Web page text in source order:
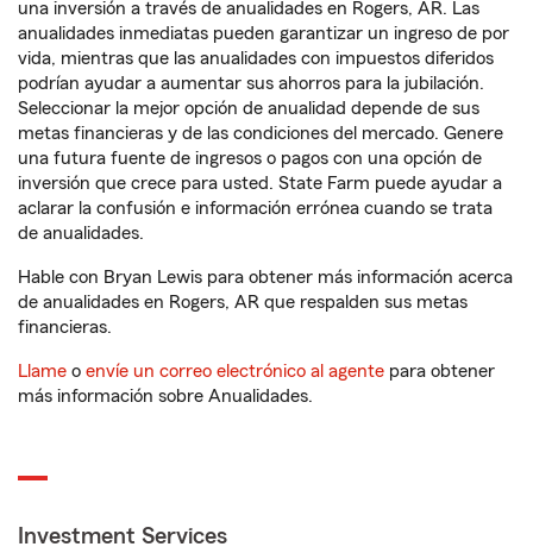
una inversión a través de anualidades en Rogers, AR. Las
anualidades inmediatas pueden garantizar un ingreso de por
vida, mientras que las anualidades con impuestos diferidos
podrían ayudar a aumentar sus ahorros para la jubilación.
Seleccionar la mejor opción de anualidad depende de sus
metas financieras y de las condiciones del mercado. Genere
una futura fuente de ingresos o pagos con una opción de
inversión que crece para usted. State Farm puede ayudar a
aclarar la confusión e información errónea cuando se trata
de anualidades.
Hable con Bryan Lewis para obtener más información acerca
de anualidades en Rogers, AR que respalden sus metas
financieras.
Llame o envíe un correo electrónico al agente para obtener
más información sobre Anualidades.
Investment Services